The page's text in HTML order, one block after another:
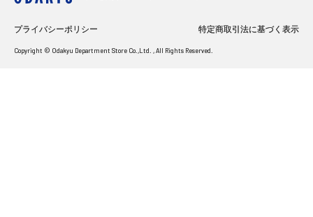
プライバシーポリシー 特定商取引法に基づく表示
Copyright © Odakyu Department Store Co.,Ltd. , All Rights Reserved.